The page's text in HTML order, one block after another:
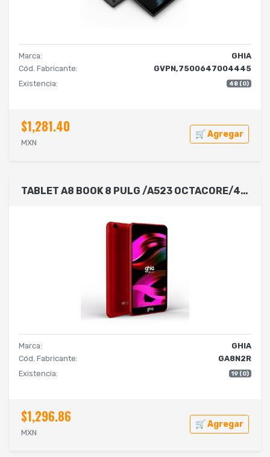
Marca:
GHIA
Cód. Fabricante:
GVPN,7500647004445
Existencia:
48 (0)
$1,281.40
MXN
🛒 Agregar
TABLET A8 BOOK 8 PULG /A523 OCTACORE/4GB RAM/64GB ROM/2CAM/WIFI/BLUETOOTH/4000MAH/ANDROID 14 ROJA
Marca:
GHIA
Cód. Fabricante:
GA8N2R
Existencia:
19 (0)
$1,296.86
MXN
🛒 Agregar